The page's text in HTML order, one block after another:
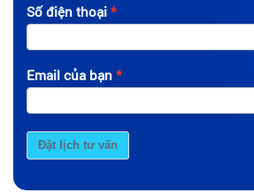
Số điện thoại
Email của bạn
Đặt lịch tư vấn